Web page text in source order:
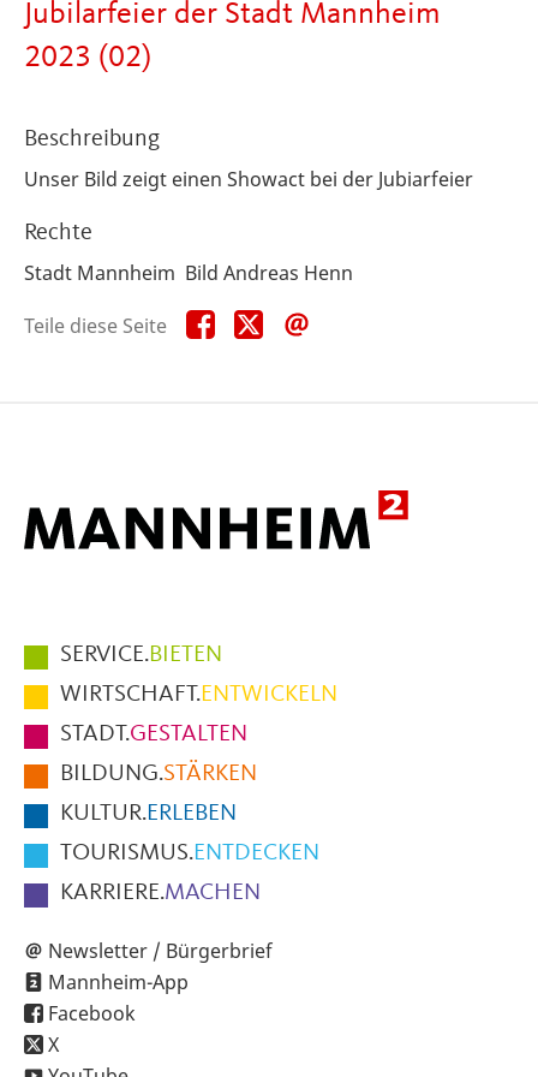
Jubilarfeier der Stadt Mannheim
2023 (02)
Beschreibung
Unser Bild zeigt einen Showact bei der Jubiarfeier
Rechte
Stadt Mannheim Bild Andreas Henn
Teile diese Seite
Teile
diese
Teile
diese
Hauptmenüpunkte
im
Fußbereich
der
Seite
SERVICE.BIETEN
WIRTSCHAFT.ENTWICKELN
STADT.GESTALTEN
BILDUNG.STÄRKEN
KULTUR.ERLEBEN
TOURISMUS.ENTDECKEN
KARRIERE.MACHEN
Newsletter / Bürgerbrief
Mannheim-App
Facebook
X